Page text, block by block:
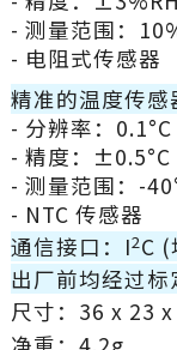
- 测量范围：
- 电阻式传感器
精准的温度传感
- 分辨率：0.1°C
- 精度：±0.5°C
- 测量范围：-
- NTC 传感器
通信接口：I2C
出厂前均经过
尺寸：36 x 23